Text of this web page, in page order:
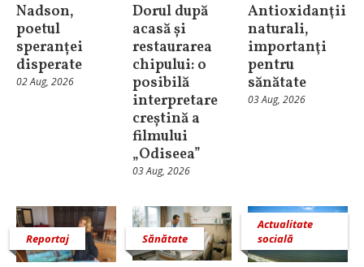
Nadson,
poetul
speranței
disperate
02 Aug, 2026
Dorul după
acasă și
restaurarea
chipului: o
posibilă
interpretare
creștină a
filmului
„Odiseea”
03 Aug, 2026
Antioxidanţii
naturali,
importanţi
pentru
sănătate
03 Aug, 2026
Reportaj Sănătate
Actualitate
socială